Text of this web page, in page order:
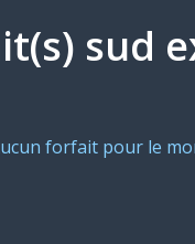
sud
forfait pour le